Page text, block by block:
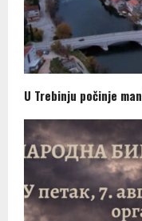
U Trebinju počinje